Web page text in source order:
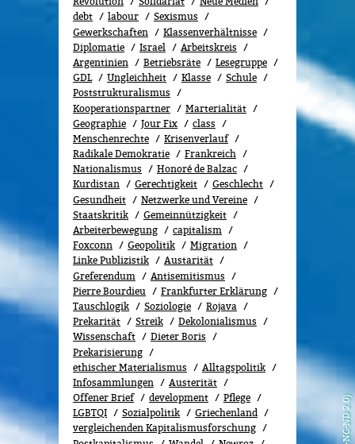
debt
labour
Sexismus
Gewerk­schaf­ten
Klassenverhältnisse
Diplomatie
Israel
Arbeitskreis
Argentinien
Betriebsräte
Lesegruppe
GDL
Ungleichheit Klasse
Schule
Poststrukturalismus
Kooperationspartner
Marterialität
Geographie
Jour Fix
class
Menschenrechte
Kri­sen­ver­lauf
Radikale Demokratie
Frankreich
Nationalismus
Honoré de Balzac
Kurdistan
Gerechtigkeit
Geschlecht
Gesundheit
Netzwerke und Vereine
Staatskritik
Gemeinnützigkeit
Arbeiterbewegung
capitalism
Foxconn
Geopolitik
Migra­tion
Linke Publizistik
Austarität
Greferendum
Antisemitismus
Pierre Bourdieu
Frankfurter Erklärung
Tauschlogik
Soziologie
Rojava
Prekarität
Streik
Dekolonialismus
Wissenschaft
Dieter Boris
Prekarisierung
ethischer Materialismus
Alltagspolitik
Infosammlungen
Austerität
Offener Brief
development
Pflege
LGBTQI
Sozialpolitik
Griechenland
vergleichenden Kapitalismusforschung